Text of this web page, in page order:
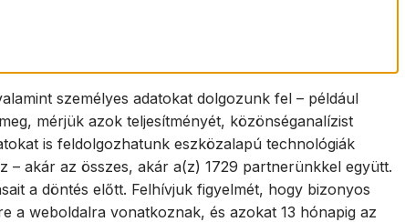
személyes adatokat dolgozunk fel – például
mérjük azok teljesítményét, közönséganalízist
is feldolgozhatunk eszközalapú technológiák
– akár az összes, akár a(z) 1729 partnerünkkel együtt.
a döntés előtt. Felhívjuk figyelmét, hogy bizonyos
a weboldalra vonatkoznak, és azokat 13 hónapig az